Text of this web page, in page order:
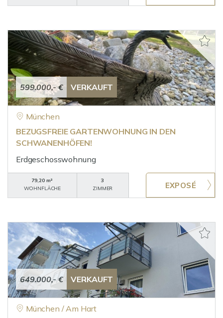
599.000,- € VERKAUFT
München
BEZUGSFREIE GARTENWOHNUNG IN DEN
SCHWANENHÖFEN!
Erdgeschosswohnung
79,20 m²
WOHNFLÄCHE
3
ZIMMER
649.000,- € VERKAUFT
München / Am Hart